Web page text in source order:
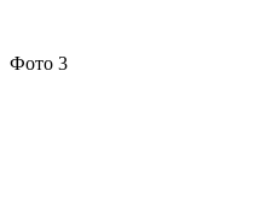
Фото 3